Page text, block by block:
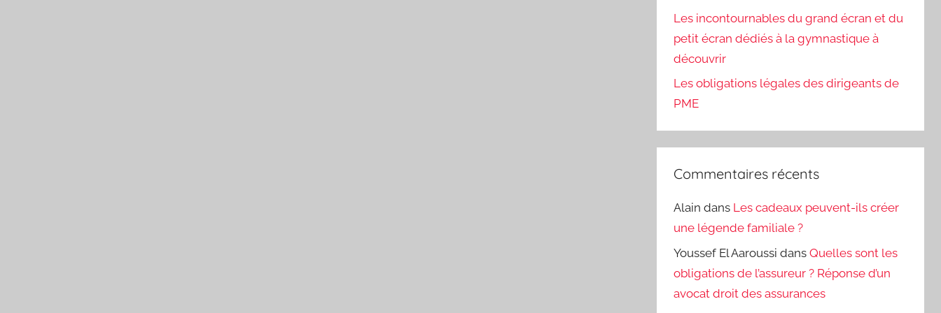
Les incontournables du grand écran et du
petit écran dédiés à la gymnastique à
découvrir
Les obligations légales des dirigeants de
PME
Commentaires récents
Alain dans Les cadeaux peuvent-ils créer
une légende familiale ?
Youssef El Aaroussi dansQuelles sont les
obligations de l’assureur ? Réponse d’un
avocat droit des assurances